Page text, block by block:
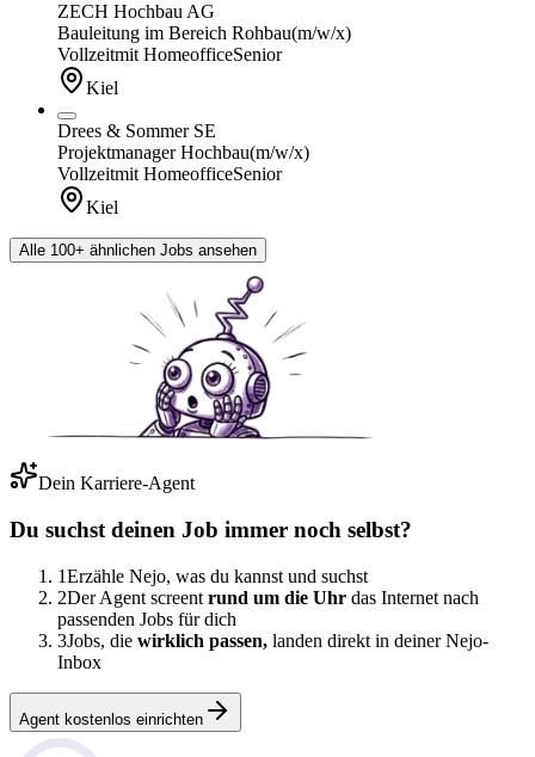
ZECH Hochbau AG
Bauleitung im Bereich Rohbau(m/w/x)
Vollzeitmit HomeofficeSenior
Kiel
Drees & Sommer SE
Projektmanager Hochbau(m/w/x)
Vollzeitmit HomeofficeSenior
Kiel
Alle 100+ ähnlichen Jobs ansehen
Dein Karriere-Agent
Du suchst deinen Job immer noch selbst?
1Erzähle Nejo, was du kannst und suchst
2Der Agent screent rund um die Uhr das Internet nach
passenden Jobs für dich
3Jobs, die wirklich passen, landen direkt in deiner Nejo-
Inbox
Agent kostenlos einrichten